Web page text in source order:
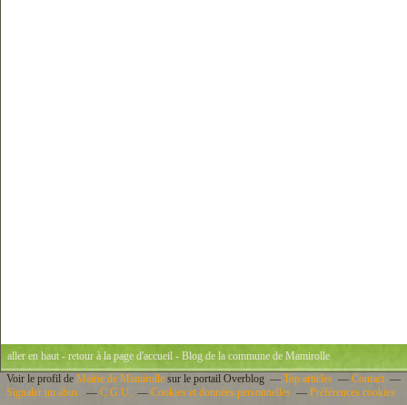
aller en haut- retour à la page d'accueil - Blog de la commune de Mamirolle
Voir le profil de Mairie de Mamirolle sur le portail Overblog Top articles
Contact
Signaler un abus
C.G.U. Cookies et données personnelles Préférences cookies